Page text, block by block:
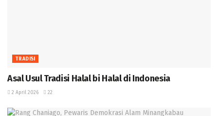
TRADISI
Asal Usul Tradisi Halal bi Halal di Indonesia
2 April 2026 22